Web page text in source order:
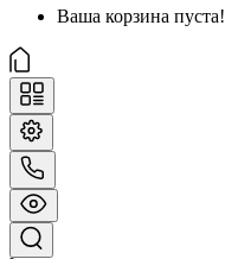
Ваша корзина пуста!